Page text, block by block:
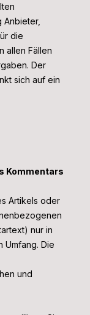
Anbieter,
die
allen Fällen
Der
sich auf ein
Kommentars
Artikels oder
nur in
Umfang. Die
und